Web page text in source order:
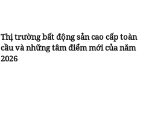
Thị trường bất động sản cao cấp toàn
cầu và những tâm điểm mới của năm
2026